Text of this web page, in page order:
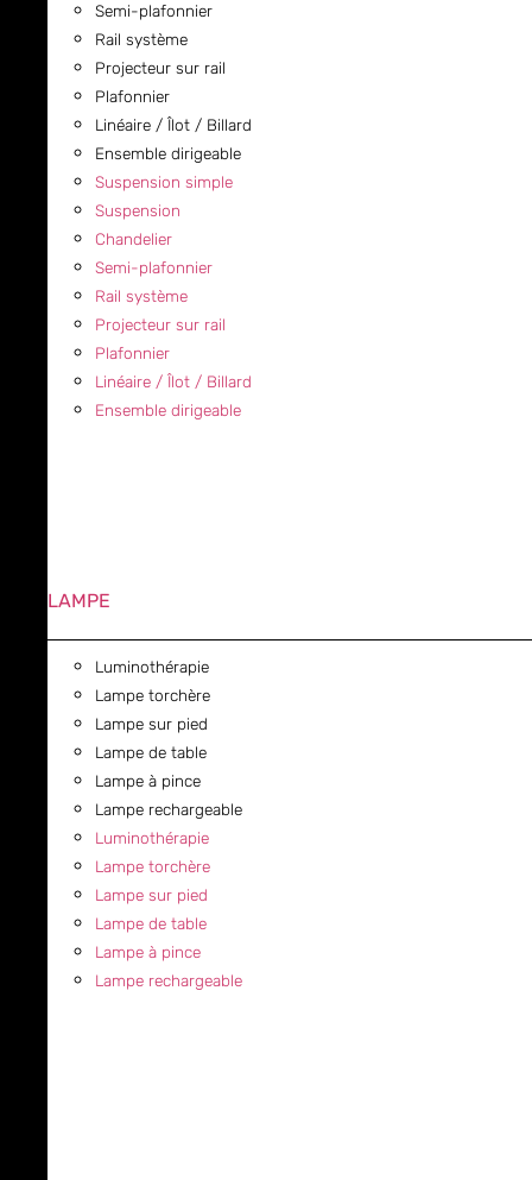
Semi-plafonnier
Rail système
Projecteur sur rail
Plafonnier
Linéaire / Îlot / Billard
Ensemble dirigeable
Suspension simple
Suspension
Chandelier
Semi-plafonnier
Rail système
Projecteur sur rail
Plafonnier
Linéaire / Îlot / Billard
Ensemble dirigeable
LAMPE
Luminothérapie
Lampe torchère
Lampe sur pied
Lampe de table
Lampe à pince
Lampe rechargeable
Luminothérapie
Lampe torchère
Lampe sur pied
Lampe de table
Lampe à pince
Lampe rechargeable